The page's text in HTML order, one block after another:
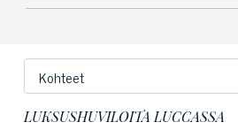
LUKSUSHUVILOITA LUCCASSA